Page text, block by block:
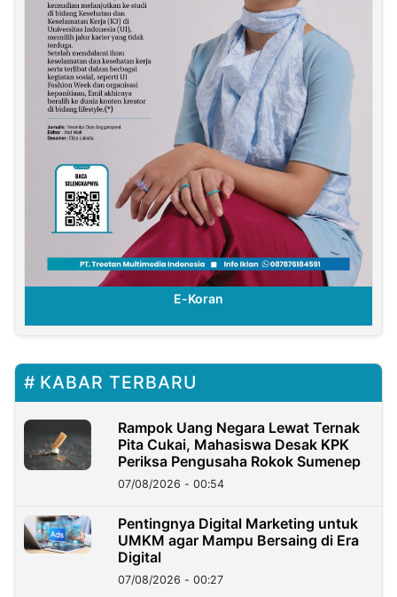
E-Koran
KABAR TERBARU
Rampok Uang Negara Lewat Ternak
Pita Cukai, Mahasiswa Desak KPK
Periksa Pengusaha Rokok Sumenep
07/08/2026 - 00:54
Pentingnya Digital Marketing untuk
UMKM agar Mampu Bersaing di Era
Digital
07/08/2026 - 00:27